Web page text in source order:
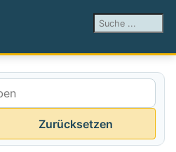
Suchen ...
Zurücksetzen